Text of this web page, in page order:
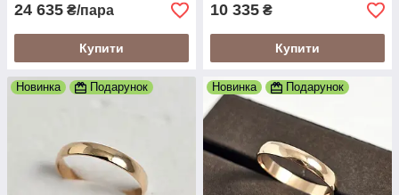
24 635 ₴/пара
Купити
10 335 ₴
Купити
Новинка Подарунок Новинка Подарунок